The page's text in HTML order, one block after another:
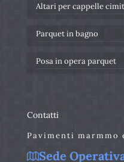
Altari per cappelle
Parquet in bagno
Posa in opera parquet
Contatti
Pavimenti marmmo
Sede